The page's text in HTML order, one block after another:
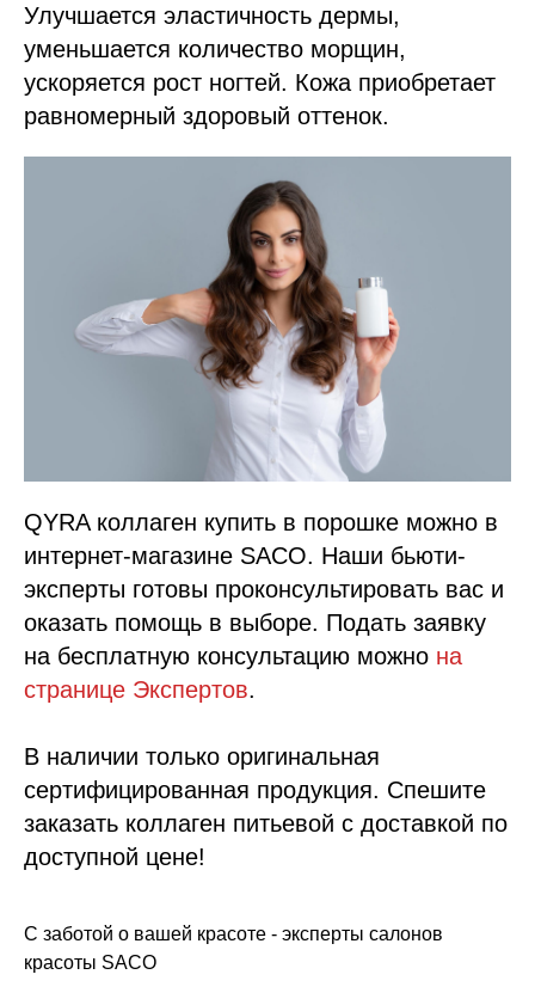
Улучшается эластичность дермы,
уменьшается количество морщин,
ускоряется рост ногтей. Кожа приобретает
равномерный здоровый оттенок.
QYRA коллаген купить в порошке можно в
интернет-магазине SACO. Наши бьюти-
эксперты готовы проконсультировать вас и
оказать помощь в выборе. Подать заявку
на бесплатную консультацию можно на
странице Экспертов.
В наличии только оригинальная
сертифицированная продукция. Спешите
заказать коллаген питьевой с доставкой по
доступной цене!
С заботой о вашей красоте - эксперты салонов
красоты SACO